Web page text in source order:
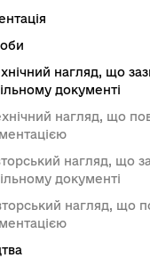
нагляд, що
документі
нагляд, що
нагляд, що
документі
нагляд, що